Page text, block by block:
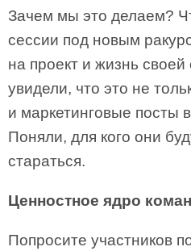
Зачем мы это делаем?
сессии под новым
на проект и жизнь
увидели, что это не
и маркетинговые посты
Поняли, для кого они
стараться.
Ценностное ядро
Попросите участников